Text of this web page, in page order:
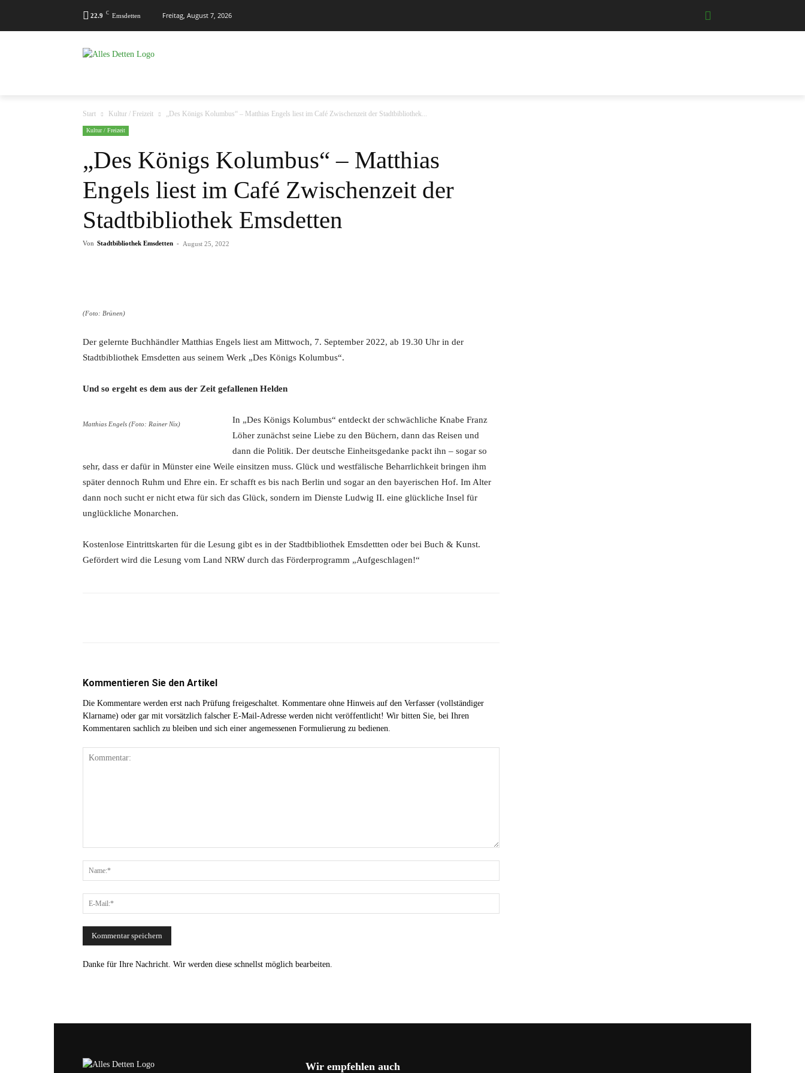
22.9 C Emsdetten Freitag, August 7, 2026
Start Kultur / Freizeit „Des Königs Kolumbus“ – Matthias Engels liest im Café Zwischenzeit der Stadtbibliothek...
Kultur / Freizeit
„Des Königs Kolumbus“ – Matthias
Engels liest im Café Zwischenzeit der
Stadtbibliothek Emsdetten
Von Stadtbibliothek Emsdetten - August 25, 2022
(Foto: Brünen)
Der gelernte Buchhändler Matthias Engels liest am Mittwoch, 7. September 2022, ab 19.30 Uhr in der
Stadtbibliothek Emsdetten aus seinem Werk „Des Königs Kolumbus“.
Und so ergeht es dem aus der Zeit gefallenen Helden
Matthias Engels (Foto: Rainer Nix)
In „Des Königs Kolumbus“ entdeckt der schwächliche Knabe Franz
Löher zunächst seine Liebe zu den Büchern, dann das Reisen und
dann die Politik. Der deutsche Einheitsgedanke packt ihn – sogar so
sehr, dass er dafür in Münster eine Weile einsitzen muss. Glück und westfälische Beharrlichkeit bringen ihm
später dennoch Ruhm und Ehre ein. Er schafft es bis nach Berlin und sogar an den bayerischen Hof. Im Alter
dann noch sucht er nicht etwa für sich das Glück, sondern im Dienste Ludwig II. eine glückliche Insel für
unglückliche Monarchen.
Kostenlose Eintrittskarten für die Lesung gibt es in der Stadtbibliothek Emsdettten oder bei Buch & Kunst.
Gefördert wird die Lesung vom Land NRW durch das Förderprogramm „Aufgeschlagen!“
Kommentieren Sie den Artikel
Die Kommentare werden erst nach Prüfung freigeschaltet. Kommentare ohne Hinweis auf den Verfasser (vollständiger
Klarname) oder gar mit vorsätzlich falscher E-Mail-Adresse werden nicht veröffentlicht! Wir bitten Sie, bei Ihren
Kommentaren sachlich zu bleiben und sich einer angemessenen Formulierung zu bedienen.
Danke für Ihre Nachricht. Wir werden diese schnellst möglich bearbeiten.
Wir empfehlen auch